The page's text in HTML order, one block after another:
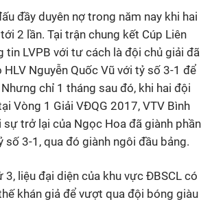
đầy duyên nợ trong năm nay khi hai
2 lần. Tại trận chung kết Cúp Liên
tin LVPB với tư cách là đội chủ giải đã
Nguyễn Quốc Vũ với tỷ số 3-1 để
chỉ 1 tháng sau đó, khi hai đội
Vòng 1 Giải VĐQG 2017, VTV Bình
sự trở lại của Ngọc Hoa đã giành phần
số 3-1, qua đó giành ngôi đầu bảng.
3, liệu đại diện của khu vực ĐBSCL có
khán giả để vượt qua đội bóng giàu